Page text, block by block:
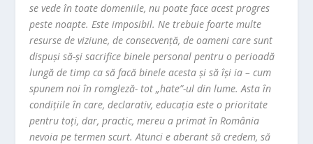
se vede în toate domeniile, nu poate face acest progres
peste noapte. Este imposibil. Ne trebuie foarte multe
resurse de viziune, de consecvență, de oameni care sunt
dispuși să-și sacrifice binele personal pentru o perioadă
lungă de timp ca să facă binele acesta și să își ia – cum
spunem noi în romgleză- tot „hate”-ul din lume. Asta în
condițiile în care, declarativ, educația este o prioritate
pentru toți, dar, practic, mereu a primat în România
nevoia pe termen scurt. Atunci e aberant să credem, să